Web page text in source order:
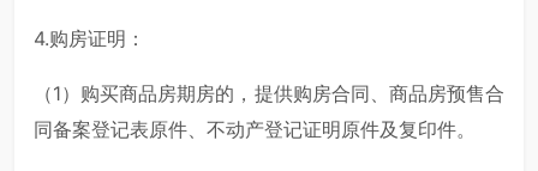
4.购房证明：
（1）购买商品房期房的，提供购房合同、商品房预售合
同备案登记表原件、不动产登记证明原件及复印件。